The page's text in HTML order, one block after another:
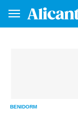
BENIDORM